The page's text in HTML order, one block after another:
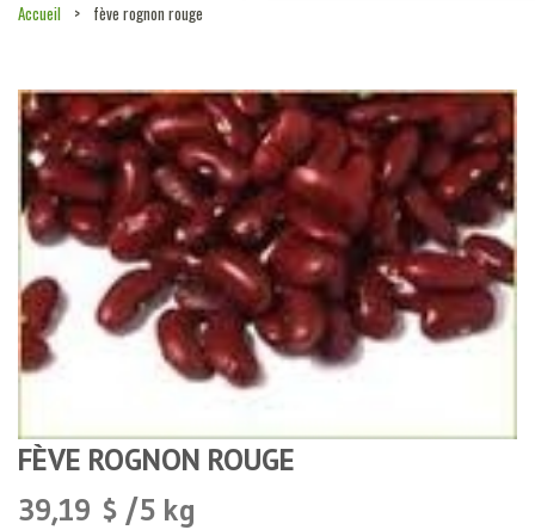
Accueil > fève rognon rouge
FÈVE ROGNON ROUGE
39,19 $ /5 kg